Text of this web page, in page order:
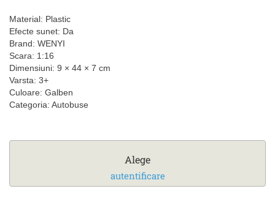
Material: Plastic
Efecte sunet: Da
Brand: WENYI
Scara: 1:16
Dimensiuni: 9 × 44 × 7 cm
Varsta: 3+
Culoare: Galben
Categoria: Autobuse
Alege
autentificare